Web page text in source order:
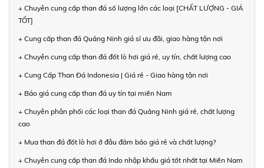
+ Chuyên cung cấp than đá số lượng lớn các loại [CHẤT LƯỢNG - GIÁ
TỐT]
+ Cung cấp than đá Quảng Ninh giá sỉ ưu đãi, giao hàng tận nơi
+ Chuyên cung cấp than đá đốt lò hơi giá rẻ, uy tín, chất lượng cao
+ Cung Cấp Than Đá Indonesia | Giá rẻ - Giao hàng tận nơi
+ Báo giá cung cấp than đá uy tín tại miền Nam
+ Chuyên phân phối các loại than đá Quảng Ninh giá rẻ, chất lượng
cao
+ Mua than đá đốt lò hơi ở đâu đảm bảo giá rẻ và chất lượng?
+ Chuyên cung cấp than đá Indo nhập khẩu giá tốt nhất tại Miền Nam